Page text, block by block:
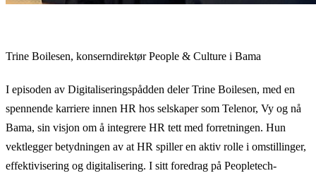
Trine Boilesen, konserndirektør People & Culture i Bama
I episoden av Digitaliseringspådden deler Trine Boilesen, med en
spennende karriere innen HR hos selskaper som Telenor, Vy og nå
Bama, sin visjon om å integrere HR tett med forretningen. Hun
vektlegger betydningen av at HR spiller en aktiv rolle i omstillinger,
effektivisering og digitalisering. I sitt foredrag på Peopletech-